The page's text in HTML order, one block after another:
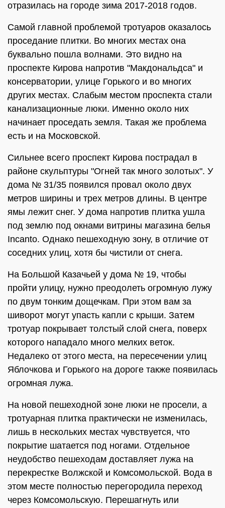
отразилась на городе зима 2017-2018 годов.
Самой главной проблемой тротуаров оказалось
проседание плитки. Во многих местах она
буквально пошла волнами. Это видно на
проспекте Кирова напротив "Макдональдса" и
консерватории, улице Горького и во многих
других местах. Слабым местом проспекта стали
канализационные люки. Именно около них
начинает проседать земля. Такая же проблема
есть и на Московской.
Сильнее всего проспект Кирова пострадал в
районе скульптуры "Огней так много золотых". У
дома № 31/35 появился провал около двух
метров ширины и трех метров длины. В центре
ямы лежит снег. У дома напротив плитка ушла
под землю под окнами витрины магазина белья
Incanto. Однако пешеходную зону, в отличие от
соседних улиц, хотя бы чистили от снега.
На Большой Казачьей у дома № 19, чтобы
пройти улицу, нужно преодолеть огромную лужу
по двум тонким дощечкам. При этом вам за
шиворот могут упасть капли с крыши. Затем
тротуар покрывает толстый слой снега, поверх
которого нападало много мелких веток.
Недалеко от этого места, на пересечении улиц
Яблочкова и Горького на дороге также появилась
огромная лужа.
На новой пешеходной зоне люки не просели, а
тротуарная плитка практически не изменилась,
лишь в нескольких местах чувствуется, что
покрытие шатается под ногами. Отдельное
неудобство пешеходам доставляет лужа на
перекрестке Волжской и Комсомольской. Вода в
этом месте полностью перегородила переход
через Комсомольскую. Перешагнуть или